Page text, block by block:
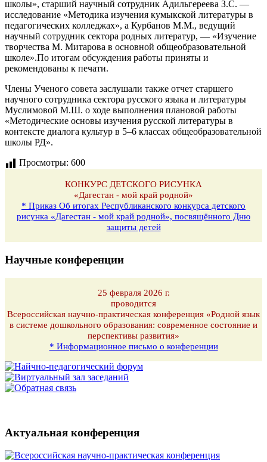
школы», старший научный сотрудник Адильгереева З.С. —
исследование «Методика изучения кумыкской литературы в
педагогических колледжах», а Курбанов М.М., ведущий
научный сотрудник сектора родных литератур, — «Изучение
творчества М. Митарова в основной общеобразовательной
школе».По итогам обсуждения работы приняты и
рекомендованы к печати.
Члены Ученого совета заслушали также отчет старшего
научного сотрудника сектора русского языка и литературы
Муслимовой М.Ш. о ходе выполнения плановой работы
«Методические основы изучения русской литературы в
контексте диалога культур в 5–6 классах общеобразовательной
школы РД».
Просмотры: 600
КОНКУРС ДЕТСКОГО РИСУНКА
«Дагестан - мой край родной»
* Приказ Об итогах Республиканского конкурса детского
рисунка «Дагестан - мой край родной», посвящённого Дню
защиты детей
Научные конференции
25 февраля 2026 г.
проводится
Всероссийская научно-практическая конференция «Родной язык
в системе дошкольного образования: современное состояние и
перспективы развития»
* Информационное письмо о конференции
Актуальная конференция